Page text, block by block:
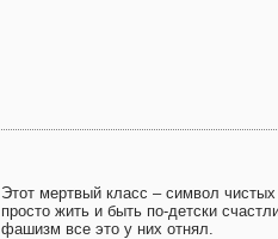
Этот мертвый класс – символ
просто жить и быть по-детски
фашизм все это у них отнял.